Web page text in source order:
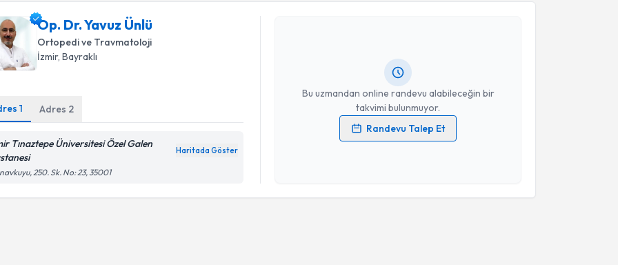
Op. Dr. Yavuz Ünlü
Ortopedi ve Travmatoloji
İzmir, Bayraklı
1 Adres 2
Tınaztepe Üniversitesi Özel Galen
Haritada Göster
250. Sk. No: 23, 35001
Bu uzmandan online randevu alabileceğin bir
takvimi bulunmuyor.
Randevu Talep Et
Op. Dr. Yavuz Ünlü
Kişisel verilerimin işlenmesine ilişkinAydınlatma Metni